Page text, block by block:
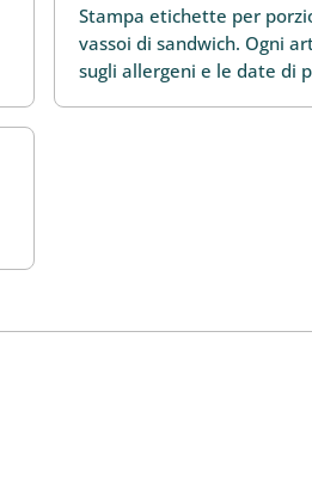
Stampa etichette per
vassoi di sandwich. Ogni
sugli allergeni e le date di